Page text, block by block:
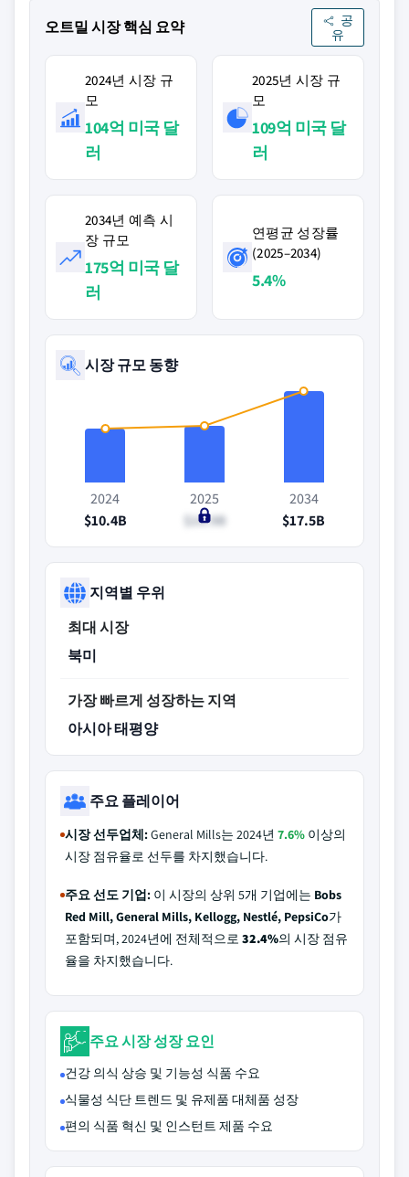
오트밀 시장 핵심 요약
공
유
2024년 시장 규
모
104억 미국 달
러
2025년 시장 규
모
109억 미국 달
러
2034년 예측 시
장 규모
175억 미국 달
러
연평균 성장률
(2025–2034)
5.4%
시장 규모 동향
2024
$10.4B
2025
$10.9B
2034
$17.5B
지역별 우위
최대 시장
북미
가장 빠르게 성장하는 지역
아시아 태평양
주요 플레이어
시장 선두업체:General Mills는 2024년 7.6% 이상의
시장 점유율로 선두를 차지했습니다.
주요 선도 기업: 이 시장의 상위 5개 기업에는 Bobs
Red Mill, General Mills, Kellogg, Nestlé, PepsiCo가
포함되며, 2024년에 전체적으로 32.4%의 시장 점유
율을 차지했습니다.
주요 시장 성장 요인
건강 의식 상승 및 기능성 식품 수요
식물성 식단 트렌드 및 유제품 대체품 성장
편의 식품 혁신 및 인스턴트 제품 수요